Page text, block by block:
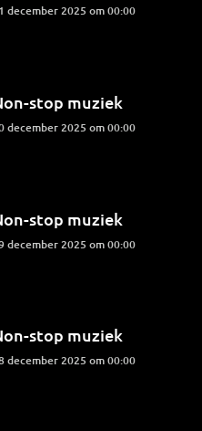
31 december 2025 om 00:00
stop muziek
december 2025 om 00:00
stop muziek
december 2025 om 00:00
stop muziek
december 2025 om 00:00